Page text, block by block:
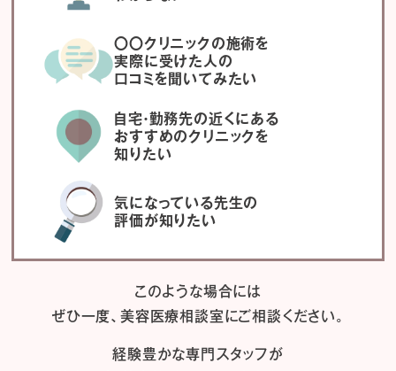
〇〇クリニックの施術を
実際に受けた人の
口コミを聞いてみたい
自宅・勤務先の近くにある
おすすめのクリニックを
知りたい
気になっている先生の
評価が知りたい
このような場合には
ぜひ一度、美容医療相談室にご相談ください。
経験豊かな専門スタッフが